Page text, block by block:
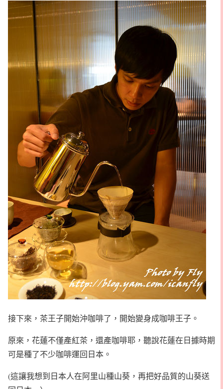
接下來，茶王子開始沖咖啡了，開始變身成咖啡王子。
原來，花蓮不僅產紅茶，還產咖啡耶，聽說花蓮在日據時期
可是種了不少咖啡運回日本。
(這讓我想到日本人在阿里山種山葵，再把好品質的山葵送